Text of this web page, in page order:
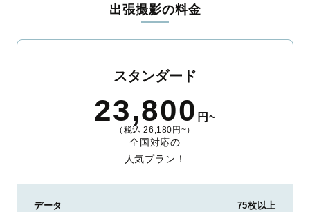
ィを身につけたプロのカメラマンが全国47都道府県に在籍してい
ます。創業10年のノウハウを活かし、思い出に残る素敵な撮影体
験をお届けします。
整。自然な雰囲気を残しつつも、おしゃれで洗練された仕上がり
に。きっと「こんな写真を撮ってほしかった！」と思える一枚に
出会えます。まずは、ラブグラフの撮影事例
出張撮影の料金
スタンダード
23,800 円~
（税込 26,180円~）
全国対応の
人気プラン！
データ
75枚以上